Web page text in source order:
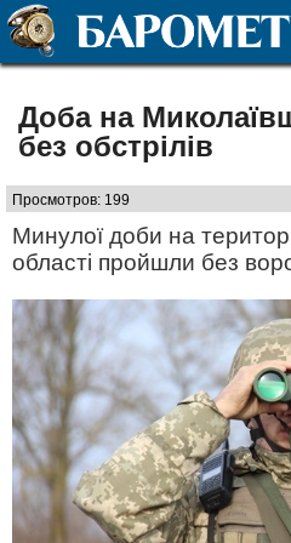
Доба на
без обстрілів
Просмотров: 199
Минулої доби на
області пройшли без